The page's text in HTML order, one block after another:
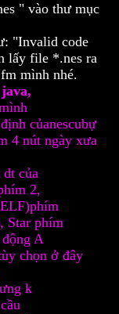
" vào thư mục
"Invalid code
lấy file *.nes ra
mình nhé.
củanescubự
4 nút ngày xưa
của
2,
Star phím
A
chọn ở đây
k